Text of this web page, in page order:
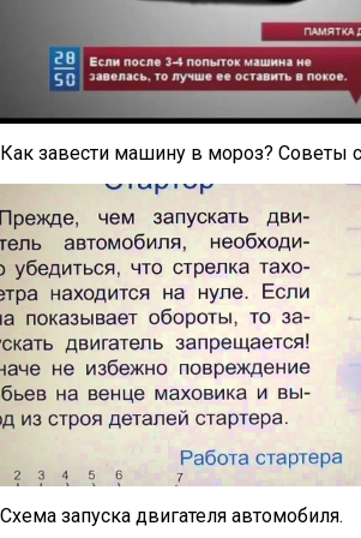
Как завести машину в мороз? Советы
Схема запуска двигателя автомобиля.